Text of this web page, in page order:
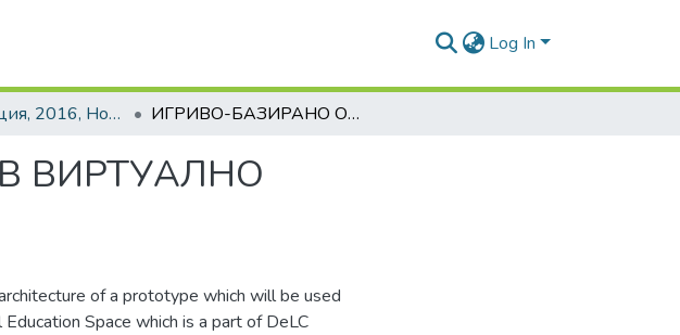
Log In
Конференция, 2016, Новата идея в образованието. Том 2 ИГРИВО-БАЗИРАНО ОБУЧЕНИЕ ВЪВ ВИРТУАЛНО ОБРАЗОВАТЕЛНО ПРОСТРАНСТВО
ВИРТУАЛНО
of a prototype which will be used
Space which is a part of DeLC